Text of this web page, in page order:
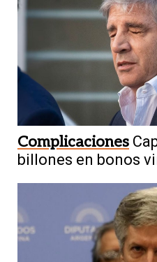
Complicaciones
billones en bonos